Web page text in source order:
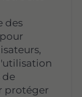
des
de
protéger